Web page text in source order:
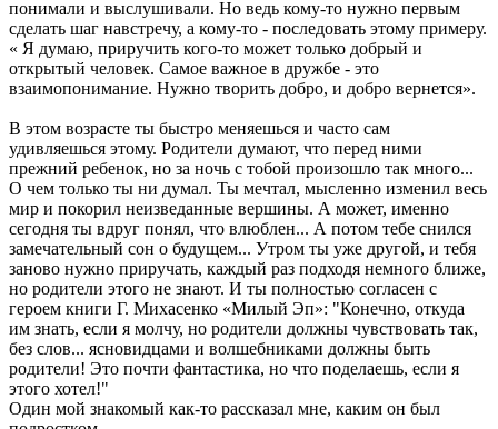
понимали и выслушивали. Но ведь кому-то нужно первым
сделать шаг навстречу, а кому-то - последовать этому примеру.
« Я думаю, приручить кого-то может только добрый и
открытый человек. Самое важное в дружбе - это
взаимопонимание. Нужно творить добро, и добро вернется».
В этом возрасте ты быстро меняешься и часто сам
удивляешься этому. Родители думают, что перед ними
прежний ребенок, но за ночь с тобой произошло так много...
О чем только ты ни думал. Ты мечтал, мысленно изменил весь
мир и покорил неизведанные вершины. А может, именно
сегодня ты вдруг понял, что влюблен... А потом тебе снился
замечательный сон о будущем... Утром ты уже другой, и тебя
заново нужно приручать, каждый раз подходя немного ближе,
но родители этого не знают. И ты полностью согласен с
героем книги Г. Михасенко «Милый Эп»: "Конечно, откуда
им знать, если я молчу, но родители должны чувствовать так,
без слов... ясновидцами и волшебниками должны быть
родители! Это почти фантастика, но что поделаешь, если я
этого хотел!"
Один мой знакомый как-то рассказал мне, каким он был